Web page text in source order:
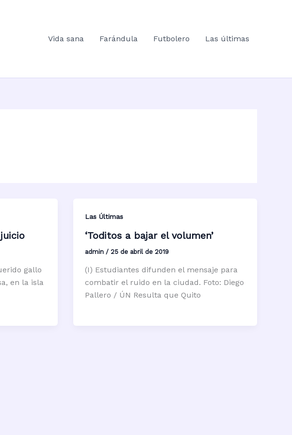
Vida sana
Farándula Futbolero Las últimas
gallo
en la isla
Las Últimas
‘Toditos a bajar el volumen’
admin /25 de abril de 2019
(I) Estudiantes difunden el mensaje para
combatir el ruido en la ciudad. Foto: Diego
Pallero / ÚN Resulta que Quito